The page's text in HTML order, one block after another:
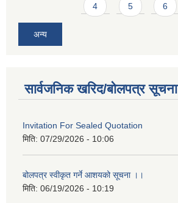
4 5 6
अन्य
सार्वजनिक खरिद/बोलपत्र सूचना
Invitation For Sealed Quotation
मिति: 07/29/2026 - 10:06
बोलपत्र स्वीकृत गर्ने आशयको सूचना ।।
मिति: 06/19/2026 - 10:19